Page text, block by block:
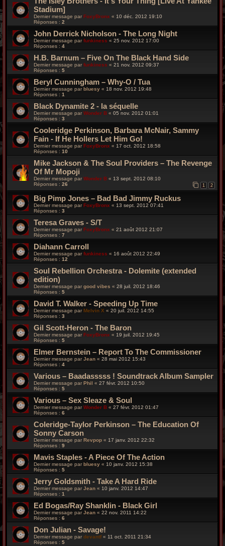
Stadium]
Dernier message par FoxyBronx « 10 déc. 2012 19:10
Réponses : 2
John Derrick Nicholson - The Long Night
Dernier message parfunkiness « 25 nov. 2012 17:00
Réponses : 4
H.B. Barnum – Five On The Black Hand Side
Dernier message par funkiness « 21 nov. 2012 09:37
Réponses : 5
Beryl Cunningham – Why-O / Tua
Dernier message parbluesy « 18 nov. 2012 19:48
Réponses : 1
Black Dynamite 2 - la séquelle
Dernier message par Wonder B « 05 nov. 2012 01:01
Réponses : 3
Cooleridge Perkinson, Barbara McNair, Sammy
Fain - If He Hollers Let Him Go!
Dernier message par FoxyBronx « 17 oct. 2012 18:58
Réponses : 10
Mike Jackson & The Soul Providers – The Revenge
Of Mr Mopoji
Dernier message par Wonder B « 13 sept. 2012 08:10
Réponses : 26 1 2
Big Pimp Jones – Bad Bad Jimmy Ruckus
Dernier message par FoxyBronx « 13 sept. 2012 07:41
Réponses : 3
Teresa Graves - S/T
Dernier message par FoxyBronx « 21 août 2012 21:07
Réponses : 7
Diahann Carroll
Dernier message parfunkiness « 16 août 2012 22:49
Réponses : 12
Soul Rebellion Orchestra - Dolemite (extended
edition)
Dernier message par good vibes « 28 juil. 2012 18:46
Réponses : 5
David T. Walker - Speeding Up Time
Dernier message par Melvin X « 20 juil. 2012 14:55
Réponses : 3
Gil Scott-Heron - The Baron
Dernier message par FoxyBronx « 19 juil. 2012 19:45
Réponses : 5
Elmer Bernstein – Report To The Commissioner
Dernier message parJean « 28 mai 2012 15:43
Réponses : 4
Various – Baadasssss ! Soundtrack Album Sampler
Dernier message par Phil « 27 févr. 2012 10:50
Réponses : 5
Various – Sex Sleaze & Soul
Dernier message parWonder B « 27 févr. 2012 01:47
Réponses : 6
Coleridge-Taylor Perkinson – The Education Of
Sonny Carson
Dernier message par Revpop « 17 janv. 2012 22:32
Réponses : 9
Mavis Staples - A Piece Of The Action
Dernier message par bluesy « 10 janv. 2012 15:38
Réponses : 5
Jerry Goldsmith - Take A Hard Ride
Dernier message par Jean « 10 janv. 2012 14:47
Réponses : 1
Ed Bogas/Ray Shanklin - Black Girl
Dernier message parJean « 22 nov. 2011 14:22
Réponses : 6
Don Julian - Savage!
Dernier message par devantf « 11 oct. 2011 21:34
Réponses : 5